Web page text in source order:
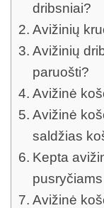
dribsniai?
Avižinių
Avižinių
paruošti?
Avižinė
Avižinė
saldžias
Kepta
pusryčiams
Avižinė